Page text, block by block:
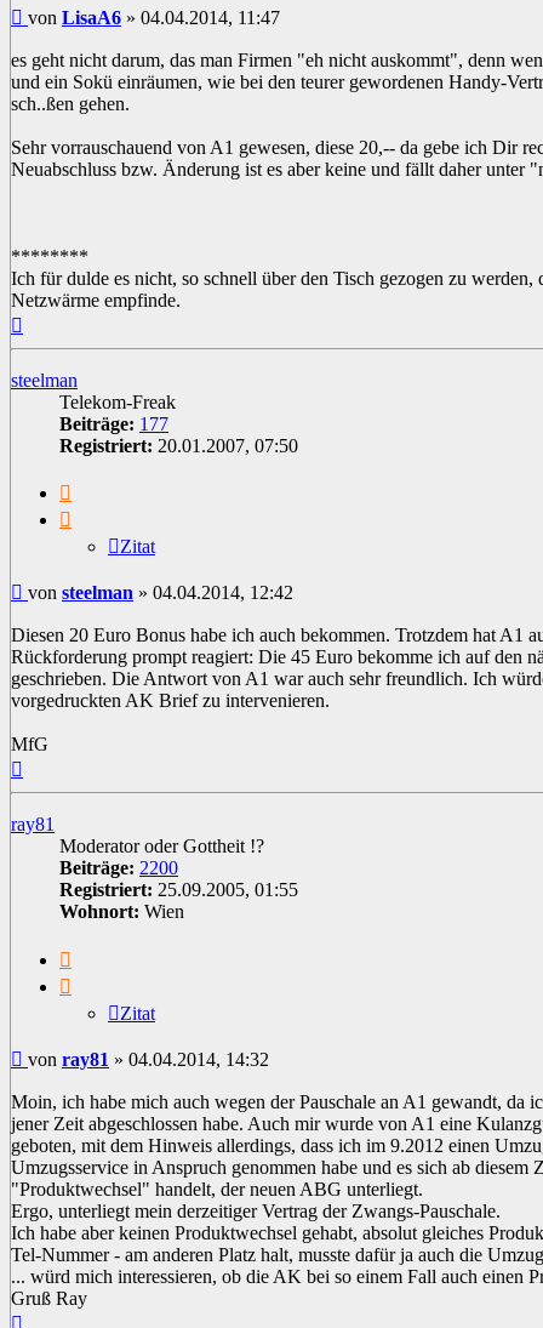
Beitrag
von LisaA6 » 04.04.2014, 11:47
es geht nicht darum, das man Firmen "eh nicht auskommt", denn
und ein Sokü einräumen, wie bei den teurer gewordenen Handy-
sch..ßen gehen.
Sehr vorrauschauend von A1 gewesen, diese 20,-- da gebe ich Dir
Neuabschluss bzw. Änderung ist es aber keine und fällt daher unter
********
Ich für dulde es nicht, so schnell über den Tisch gezogen zu werden,
Netzwärme empfinde.
steelman
Telekom-Freak
Beiträge: 177
Registriert: 20.01.2007, 07:50
Zitat
Beitrag
von steelman » 04.04.2014, 12:42
Diesen 20 Euro Bonus habe ich auch bekommen. Trotzdem hat A1
Rückforderung prompt reagiert: Die 45 Euro bekomme ich auf den
geschrieben. Die Antwort von A1 war auch sehr freundlich. Ich
vorgedruckten AK Brief zu intervenieren.
MfG
ray81
Moderator oder Gottheit !?
Beiträge: 2200
Registriert: 25.09.2005, 01:55
Wohnort: Wien
Zitat
Beitrag
von ray81 » 04.04.2014, 14:32
Moin, ich habe mich auch wegen der Pauschale an A1 gewandt, da
jener Zeit abgeschlossen habe. Auch mir wurde von A1 eine
geboten, mit dem Hinweis allerdings, dass ich im 9.2012 einen
Umzugsservice in Anspruch genommen habe und es sich ab diesem
"Produktwechsel" handelt, der neuen ABG unterliegt.
Ergo, unterliegt mein derzeitiger Vertrag der Zwangs-Pauschale.
Ich habe aber keinen Produktwechsel gehabt, absolut gleiches
Tel-Nummer - am anderen Platz halt, musste dafür ja auch die
... würd mich interessieren, ob die AK bei so einem Fall auch einen
Gruß Ray